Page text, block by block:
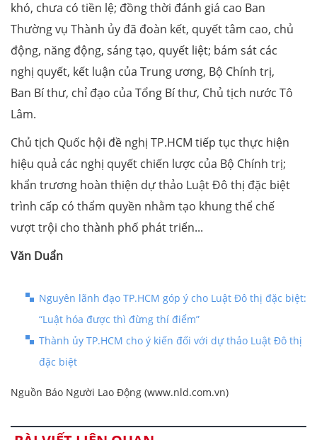
khó, chưa có tiền lệ; đồng thời đánh giá cao Ban
Thường vụ Thành ủy đã đoàn kết, quyết tâm cao, chủ
động, năng động, sáng tạo, quyết liệt; bám sát các
nghị quyết, kết luận của Trung ương, Bộ Chính trị,
Ban Bí thư, chỉ đạo của Tổng Bí thư, Chủ tịch nước Tô
Lâm.
Chủ tịch Quốc hội đề nghị TP.HCM tiếp tục thực hiện
hiệu quả các nghị quyết chiến lược của Bộ Chính trị;
khẩn trương hoàn thiện dự thảo Luật Đô thị đặc biệt
trình cấp có thẩm quyền nhằm tạo khung thể chế
vượt trội cho thành phố phát triển...
Văn Duẩn
Nguyên lãnh đạo TP.HCM góp ý cho Luật Đô thị đặc biệt:
“Luật hóa được thì đừng thí điểm”
Thành ủy TP.HCM cho ý kiến đối với dự thảo Luật Đô thị
đặc biệt
Nguồn Báo Người Lao Động (www.nld.com.vn)